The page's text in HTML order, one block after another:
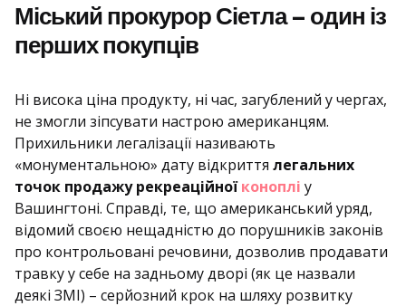
Міський прокурор Сіетла – один із
перших покупців
Ні висока ціна продукту, ні час, загублений у чергах,
не змогли зіпсувати настрою американцям.
Прихильники легалізації називають
«монументальною» дату відкриття легальних
точок продажу рекреаційноїконоплі у
Вашингтоні. Справді, те, що американський уряд,
відомий своєю нещадністю до порушників законів
про контрольовані речовини, дозволив продавати
травку у себе на задньому дворі (як це назвали
деякі ЗМІ) – серйозний крок на шляху розвитку